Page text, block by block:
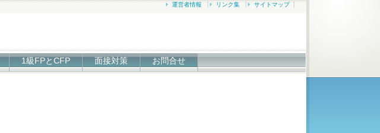
運営者情報 リンク集 サイトマップ
1級FPとCFP 面接対策 お問合せ